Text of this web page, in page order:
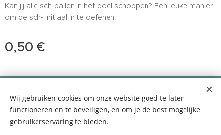
Kan jij alle sch-ballen in het doel schoppen? Een leuke manier
om de sch- initiaal in te oefenen.
0,50 €
Louis Segersstraat 14, 2880 Bornem
Cookies
Wij gebruiken cookies om onze website goed te laten
functioneren en te beveiligen, en om je de best mogelijke
gebruikerservaring te bieden.